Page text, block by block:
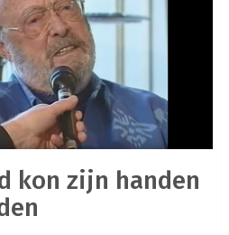
kon zijn handen